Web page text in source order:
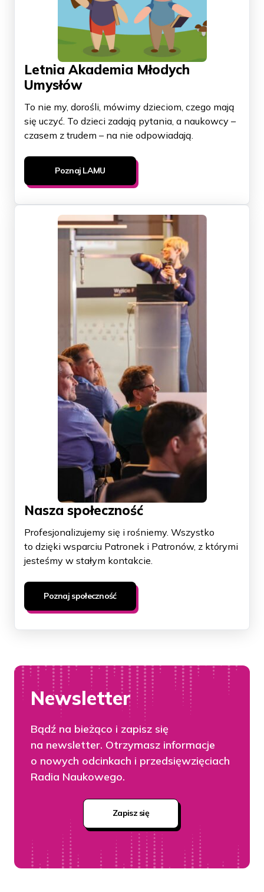
Letnia Akademia Młodych
Umysłów
To nie my, dorośli, mówimy dzieciom, czego mają
się uczyć. To dzieci zadają pytania, a naukowcy –
czasem z trudem – na nie odpowiadają.
Poznaj LAMU
Nasza społeczność
Profesjonalizujemy się i rośniemy. Wszystko
to dzięki wsparciu Patronek i Patronów, z którymi
jesteśmy w stałym kontakcie.
Poznaj społeczność
Newsletter
Bądź na bieżąco i zapisz się
na newsletter. Otrzymasz informacje
o nowych odcinkach i przedsięwzięciach
Radia Naukowego.
Zapisz się